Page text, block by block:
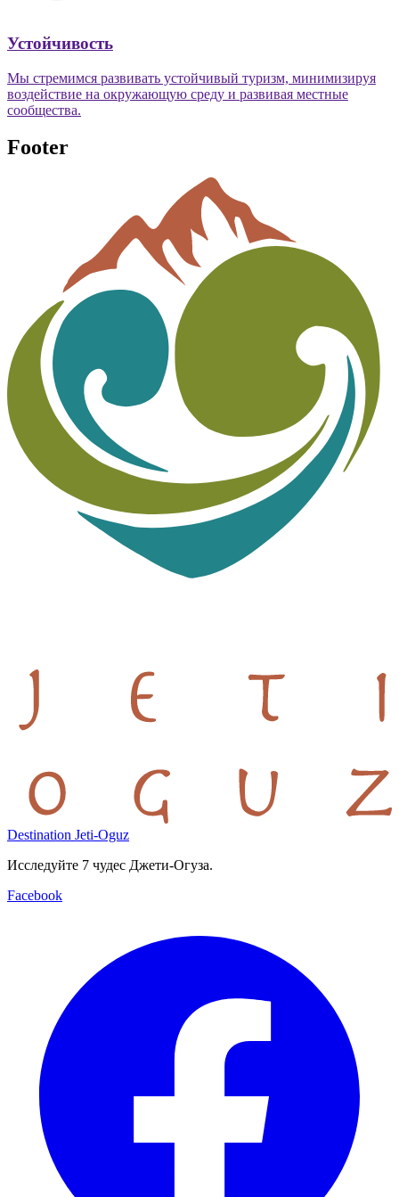
Устойчивость
Мы стремимся развивать устойчивый туризм, минимизируя
воздействие на окружающую среду и развивая местные
сообщества.
Footer
Destination Jeti-Oguz
Исследуйте 7 чудес Джети-Огуза.
Facebook